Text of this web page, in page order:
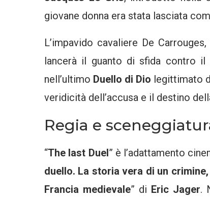
giovane donna era stata lasciata
L’impavido cavaliere De
lancerà il guanto di sfida contro
nell’ultimo Duello di Dio legittimato
veridicità dell’accusa e il destino
Regia e
“The last Duel” è l’adattamento
duello. La storia vera di un
Francia medievale” di Eric Jager.